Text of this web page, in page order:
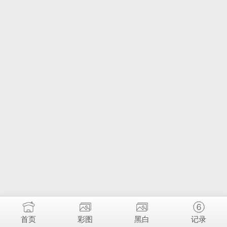
首页 彩图 黑白 记录